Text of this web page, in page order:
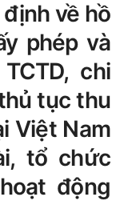
về hồ
phép và
chi
tục thu
Việt Nam
tổ chức
động